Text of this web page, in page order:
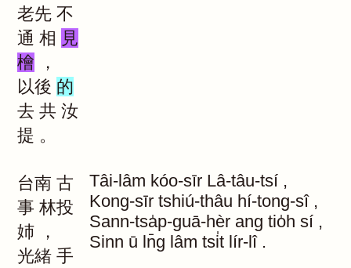
老先 不
通 相 見
檜
，
以後 的
去 共 汝
提 。
台南 古
事 林投
姉
，
光緒 手
Tâi-lâm kóo-sīr Lâ-tâu-tsí ,
Kong-sīr tshiú-thâu hí-tong-sî ,
Sann-tsa̍p-guā-hèr ang tio̍h sí ,
Sinn ū ln̄g lâm tsi̍t lír-lî .